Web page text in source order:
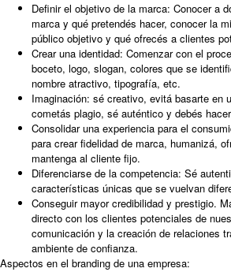
Definir el objetivo de la marca: Conocer a
marca y qué pretendés hacer, conocer la
público objetivo y qué ofrecés a clientes
Crear una identidad: Comenzar con el
boceto, logo, slogan, colores que se
nombre atractivo, tipografía, etc.
Imaginación: sé creativo, evitá basarte en
cometás plagio, sé auténtico y debés
Consolidar una experiencia para el
para crear fidelidad de marca, humanizá,
mantenga al cliente fijo.
Diferenciarse de la competencia: Sé
características únicas que se vuelvan
Conseguir mayor credibilidad y prestigio.
directo con los clientes potenciales de
comunicación y la creación de relaciones
ambiente de confianza.
Aspectos en el branding de una empresa: